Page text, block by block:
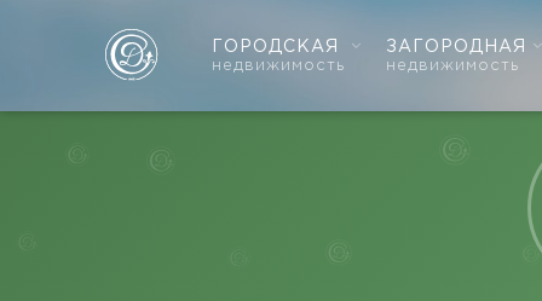
ГОРОДСКАЯ
недвижимость
ЗАГОРОДНАЯ
недвижимость